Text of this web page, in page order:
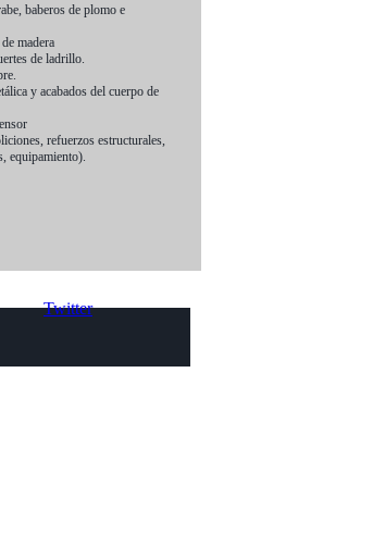
baberos de plomo e
madera
de ladrillo.
y acabados del cuerpo de
refuerzos estructurales,
equipamiento).
prótesis.
y solado.
megafonía y telefonía.
con decapante químico.
Twitter